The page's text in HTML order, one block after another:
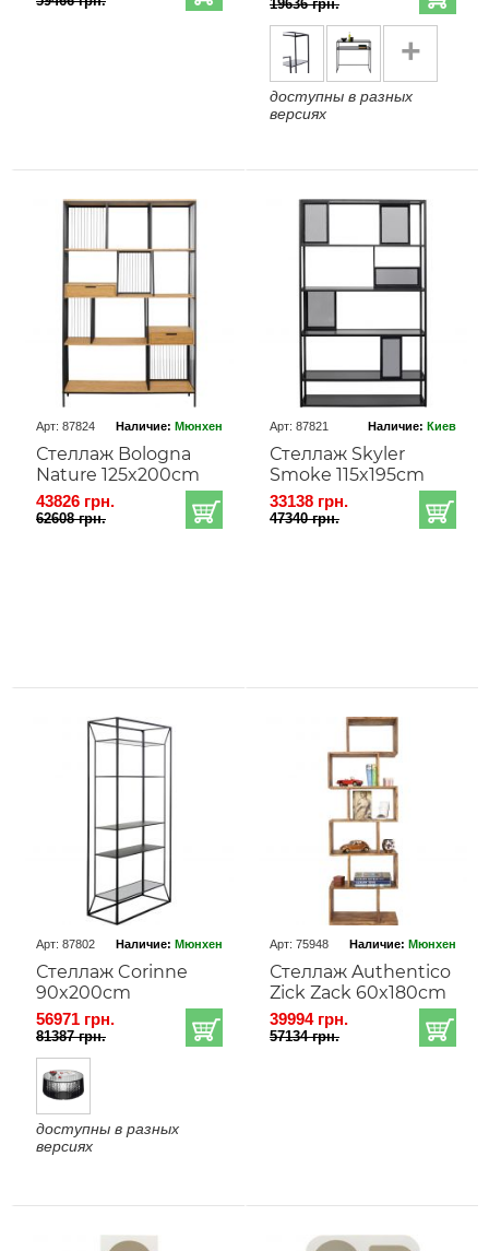
19636 грн.
+
доступны в разных
версиях
Арт: 87824 Наличие: Мюнхен
Стеллаж Bologna
Nature 125x200cm
43826 грн.
62608 грн.
Арт: 87821 Наличие: Киев
Стеллаж Skyler
Smoke 115x195cm
33138 грн.
47340 грн.
Арт: 87802 Наличие: Мюнхен
Стеллаж Corinne
90x200cm
56971 грн.
81387 грн.
доступны в разных
версиях
Арт: 75948 Наличие: Мюнхен
Стеллаж Authentico
Zick Zack 60x180cm
39994 грн.
57134 грн.